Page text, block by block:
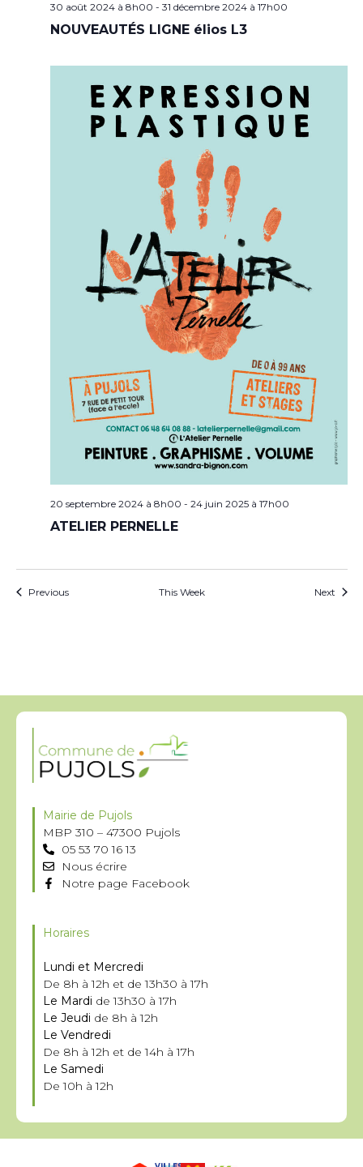
30 août 2024 à 8h00 - 31 décembre 2024 à 17h00
NOUVEAUTÉS LIGNE élios L3
20 septembre 2024 à 8h00 - 24 juin 2025 à 17h00
ATELIER PERNELLE
Previous This Week Next
Mairie de Pujols
MBP 310 – 47300 Pujols
05 53 70 16 13
Nous écrire
Notre page Facebook
Horaires
Lundi et Mercredi
De 8h à 12h et de 13h30 à 17h
Le Mardi de 13h30 à 17h
Le Jeudi de 8h à 12h
Le Vendredi
De 8h à 12h et de 14h à 17h
Le Samedi
De 10h à 12h